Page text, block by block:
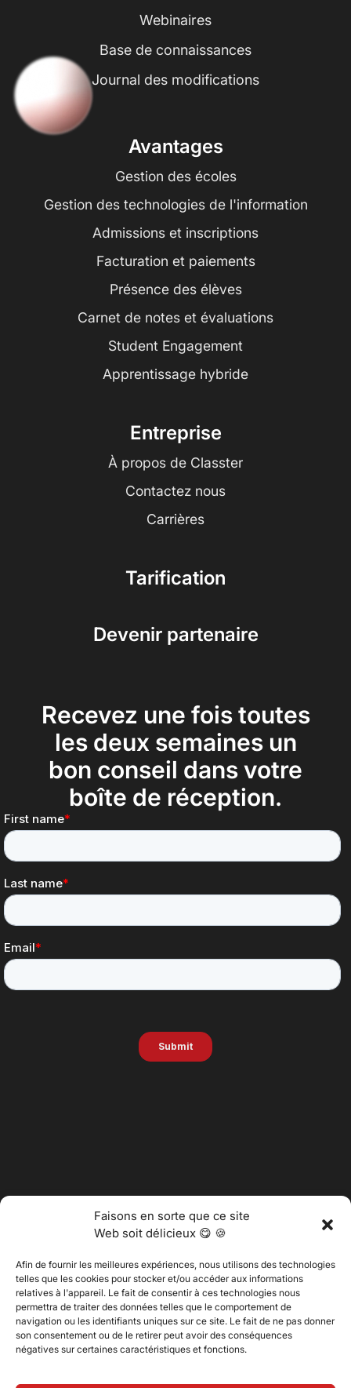
Faisons en sorte que ce site
Web soit délicieux 😋 🍪
Afin de fournir les meilleures expériences, nous utilisons des technologies
telles que les cookies pour stocker et/ou accéder aux informations
relatives à l'appareil. Le fait de consentir à ces technologies nous
permettra de traiter des données telles que le comportement de
navigation ou les identifiants uniques sur ce site. Le fait de ne pas donner
son consentement ou de le retirer peut avoir des conséquences
négatives sur certaines caractéristiques et fonctions.
Webinaires
Base de connaissances
Journal des modifications
Avantages
Gestion des écoles
Gestion des technologies de l'information
Admissions et inscriptions
Facturation et paiements
Présence des élèves
Carnet de notes et évaluations
Student Engagement
Apprentissage hybride
Entreprise
À propos de Classter
Contactez nous
Carrières
Tarification
Devenir partenaire
Recevez une fois toutes
les deux semaines un
bon conseil dans votre
boîte de réception.
@2025 Vertitech. Tous droits réservés.
Politique de confidentialité